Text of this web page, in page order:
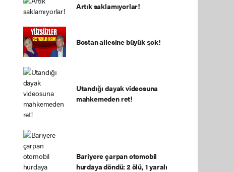
Artık saklamıyorlar!
Bostan ailesine büyük şok!
Utandığı dayak videosuna
mahkemeden ret!
Bariyere çarpan otomobil
hurdaya döndü: 2 ölü, 1 yaralı